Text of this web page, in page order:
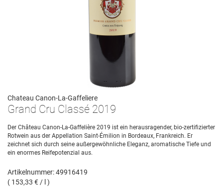
Chateau Canon-La-Gaffeliere
Grand Cru Classé 2019
Der Château Canon-La-Gaffelière 2019 ist ein herausragender, bio-zertifizierter
Rotwein aus der Appellation Saint-Émilion in Bordeaux, Frankreich. Er
zeichnet sich durch seine außergewöhnliche Eleganz, aromatische Tiefe und
ein enormes Reifepotenzial aus.
Artikelnummer: 49916419
( 153,33 € / l )